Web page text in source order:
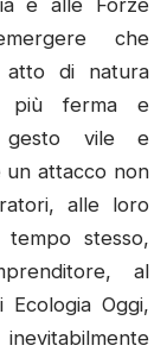
e alle Forze
che
atto di natura
più ferma e
gesto vile e
attacco non
alle loro
stesso,
al
Oggi,